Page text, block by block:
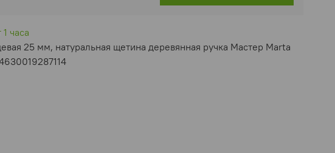
часа
25 мм, натуральная щетина деревянная ручка Мастер Marta